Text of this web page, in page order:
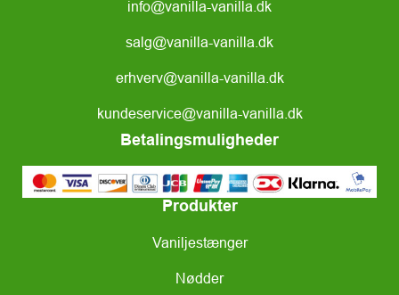
info@vanilla-vanilla.dk
salg@vanilla-vanilla.dk
erhverv@vanilla-vanilla.dk
kundeservice@vanilla-vanilla.dk
Betalingsmuligheder
Produkter
Vaniljestænger
Nødder